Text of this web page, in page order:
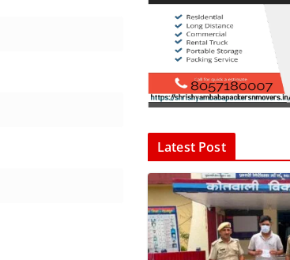
Latest Post